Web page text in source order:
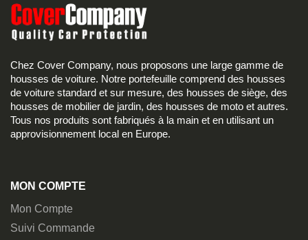
Chez Cover Company, nous proposons une large gamme de
housses de voiture. Notre portefeuille comprend des housses
de voiture standard et sur mesure, des housses de siège, des
housses de mobilier de jardin, des housses de moto et autres.
Tous nos produits sont fabriqués à la main et en utilisant un
approvisionnement local en Europe.
MON COMPTE
Mon Compte
Suivi Commande